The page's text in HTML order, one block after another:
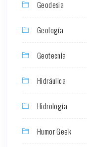
Geodesia
Geología
Geotecnia
Hidráulica
Hidrología
Humor Geek